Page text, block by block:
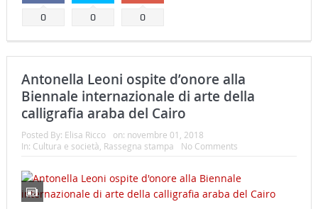
0 0 0
Antonella Leoni ospite d’onore alla
Biennale internazionale di arte della
calligrafia araba del Cairo
Posted By: Elisa Ricco on: novembre 01, 2018
In: Cultura e società Rassegna stampa No Comments